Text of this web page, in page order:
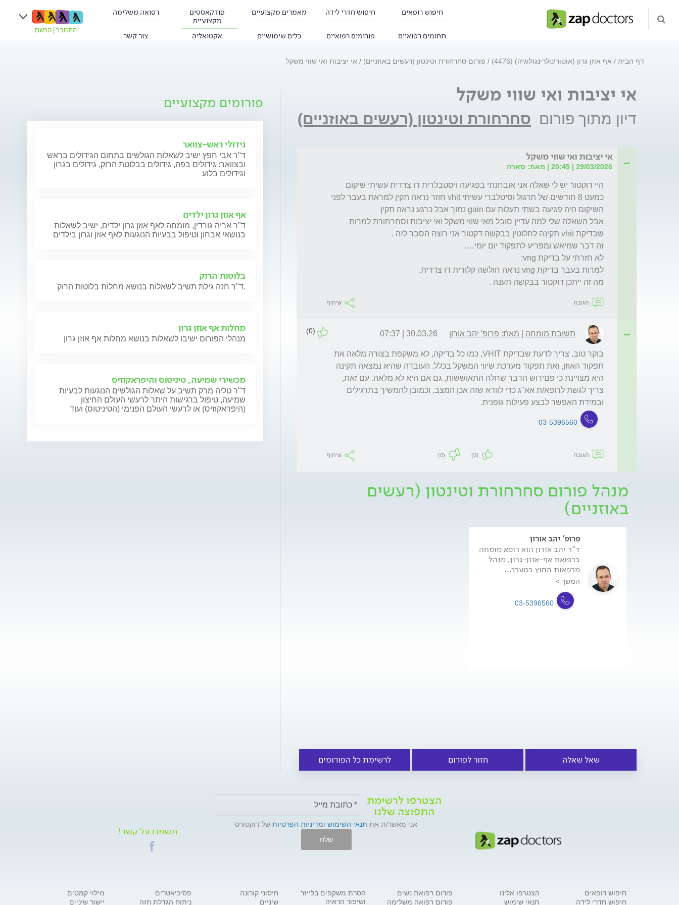
חיפוש רופאים חיפוש חדרי לידה מאמרים מקצועיים
פודקאסטים
מקצועיים
רפואה משלימה
תחומים רפואיים פורומים רפואיים כלים שימושיים אקטואליה צור קשר
התחבר הרשם
דף הבית אף אוזן גרון (אוטורינולרינגולוגיה) (4476) פורום סחרחורת וטינטון (רעשים באוזניים) אי יציבות ואי שווי משקל
אי יציבות ואי שווי משקל
דיון מתוך פורום סחרחורת וטינטון (רעשים באוזניים)
אי יציבות ואי שווי משקל
29/03/2026 | 20:45 | מאת: סארה
מה זה ייתכן דוקטור בבקשה תענה .
תגובה שיתוף
תשובת מומחה | מאת: פרופ' יהב אורון 30.03.26 | 07:37
(0)
ובמידת האפשר לבצע פעילות גופנית.
03-5396560
תגובה (0)
(0) שיתוף
מנהל פורום סחרחורת וטינטון (רעשים
באוזניים)
פרופ' יהב אורון
ד"ר יהב אורון הוא רופא מומחה
ברפואת אף-אוזן-גרון, מנהל
מרפאות החוץ במערך...
המשך >
03-5396560
שאל שאלה חזור לפורום לרשימת כל הפורומים
פורומים מקצועיים
גידולי ראש-צוואר
ד"ר אבי חפץ ישיב לשאלות הגולשים בתחום הגידולים בראש
ובצוואר: גידולים בפה, גידולים בבלוטת הרוק, גידולים בגרון
וגידולים בלוע
אף אוזן גרון ילדים
ד"ר אריה גורדין, מומחה לאף אוזן גרון ילדים, ישיב לשאלות
בנושאי אבחון וטיפול בבעיות הנוגעות לאף אוזן וגרון בילדים
בלוטות הרוק
ד"ר חנה גילת תשיב לשאלות בנושא מחלות בלוטות הרוק.
מחלות אף אוזן גרון
מנהלי הפורום ישיבו לשאלות בנושא מחלות אף אוזן גרון
מכשירי שמיעה, טיניטוס והיפראקוזיס
ד"ר טליה מרק תשיב על שאלות הגולשים הנוגעות לבעיות
שמיעה, טיפול ברגישות היתר לרעשי העולם החיצון
(היפראקוזיס) או לרעשי העולם הפנימי (הטיניטוס) ועוד
הצטרפו לרשימת
התפוצה שלנו
אני מאשר/ת את תנאי השימוש ומדיניות הפרטיות של דוקטורס
שלח
תשמרו על קשר!
חיפוש רופאים
חיפוש חדרי לידה
הצטרפו אלינו
תנאי שימוש
פורום רפואת נשים
פורום רפואה משלימה
הסרת משקפים בלייזר
ושיפור הראיה
חיסוני קורונה
שיניים
פסיכיאטרים
ניתוח הגדלת חזה
מילוי קמטים
יישור שיניים